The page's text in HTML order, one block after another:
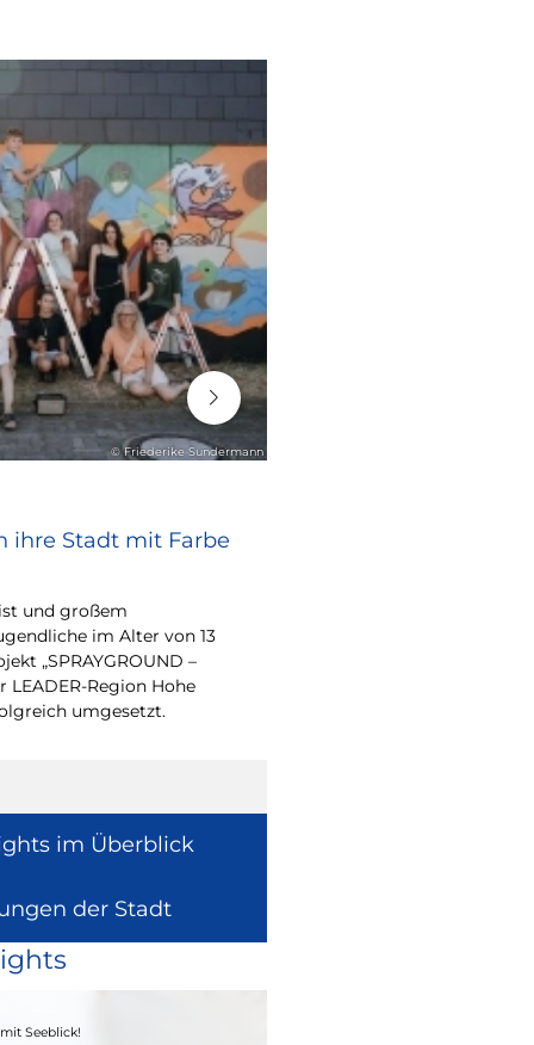
© Friederike Sundermann
ihre Stadt mit Farbe
und großem
im Alter von 13
„SPRAYGROUND –
Region Hohe
umgesetzt.
im Überblick
der Stadt
Seeblick!